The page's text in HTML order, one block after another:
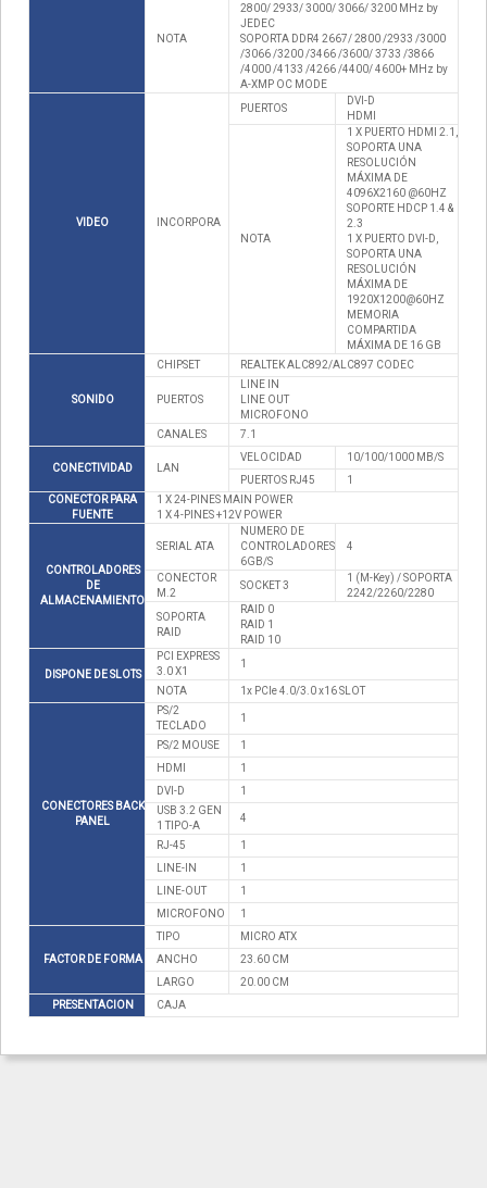
NOTA
2800/ 2933/ 3000/ 3066/ 3200 MHz by
JEDEC
SOPORTA DDR4 2667/ 2800 /2933 /3000
/3066 /3200 /3466 /3600/ 3733 /3866
/4000 /4133 /4266 /4400/ 4600+ MHz by
A-XMP OC MODE
VIDEO INCORPORA
PUERTOS
DVI-D
HDMI
NOTA
1 X PUERTO HDMI 2.1,
SOPORTA UNA
RESOLUCIÓN
MÁXIMA DE
4096X2160 @60HZ
SOPORTE HDCP 1.4 &
2.3
1 X PUERTO DVI-D,
SOPORTA UNA
RESOLUCIÓN
MÁXIMA DE
1920X1200@60HZ
MEMORIA
COMPARTIDA
MÁXIMA DE 16 GB
SONIDO
CHIPSET REALTEK ALC892/ALC897 CODEC
PUERTOS
LINE IN
LINE OUT
MICROFONO
CANALES
7.1
CONECTIVIDAD LAN
VELOCIDAD
10/100/1000 MB/S
PUERTOS RJ45
1
CONECTOR PARA
FUENTE
1 X 24-PINES MAIN POWER
1 X 4-PINES +12V POWER
CONTROLADORES
DE
ALMACENAMIENTO
SERIAL ATA
NUMERO DE
CONTROLADORES
6GB/S
4
CONECTOR
M.2
SOCKET 3
1 (M-Key) / SOPORTA
2242/2260/2280
SOPORTA
RAID
RAID 0
RAID 1
RAID 10
DISPONE DE SLOTS
PCI EXPRESS
3.0 X1
1
NOTA 1x PCIe 4.0/3.0 x16 SLOT
CONECTORES BACK
PANEL
PS/2
TECLADO
1
PS/2 MOUSE
1
HDMI
1
DVI-D
1
USB 3.2 GEN
1 TIPO-A
4
RJ-45
1
LINE-IN
1
LINE-OUT
1
MICROFONO
1
FACTOR DE FORMA
TIPO
MICRO ATX
ANCHO
23.60 CM
LARGO
20.00 CM
PRESENTACION
CAJA